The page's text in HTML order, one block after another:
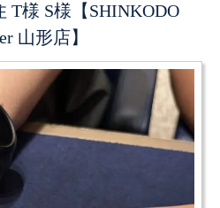
T様 S様【SHINKODO
山形店】